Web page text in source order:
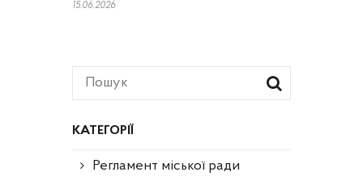
КАТЕГОРІЇ
Регламент міської ради
15.06.2026